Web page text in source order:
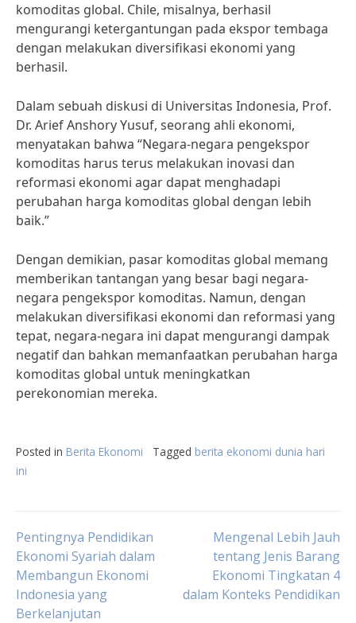
komoditas global. Chile, misalnya, berhasil
mengurangi ketergantungan pada ekspor tembaga
dengan melakukan diversifikasi ekonomi yang
berhasil.
Dalam sebuah diskusi di Universitas Indonesia, Prof.
Dr. Arief Anshory Yusuf, seorang ahli ekonomi,
menyatakan bahwa “Negara-negara pengekspor
komoditas harus terus melakukan inovasi dan
reformasi ekonomi agar dapat menghadapi
perubahan harga komoditas global dengan lebih
baik.”
Dengan demikian, pasar komoditas global memang
memberikan tantangan yang besar bagi negara-
negara pengekspor komoditas. Namun, dengan
melakukan diversifikasi ekonomi dan reformasi yang
tepat, negara-negara ini dapat mengurangi dampak
negatif dan bahkan memanfaatkan perubahan harga
komoditas global untuk meningkatkan
perekonomian mereka.
Posted in Berita Ekonomi Tagged berita ekonomi dunia hari
ini
Post
navigation
Pentingnya Pendidikan
Ekonomi Syariah dalam
Membangun Ekonomi
Indonesia yang
Berkelanjutan
Mengenal Lebih Jauh
tentang Jenis Barang
Ekonomi Tingkatan 4
dalam Konteks Pendidikan